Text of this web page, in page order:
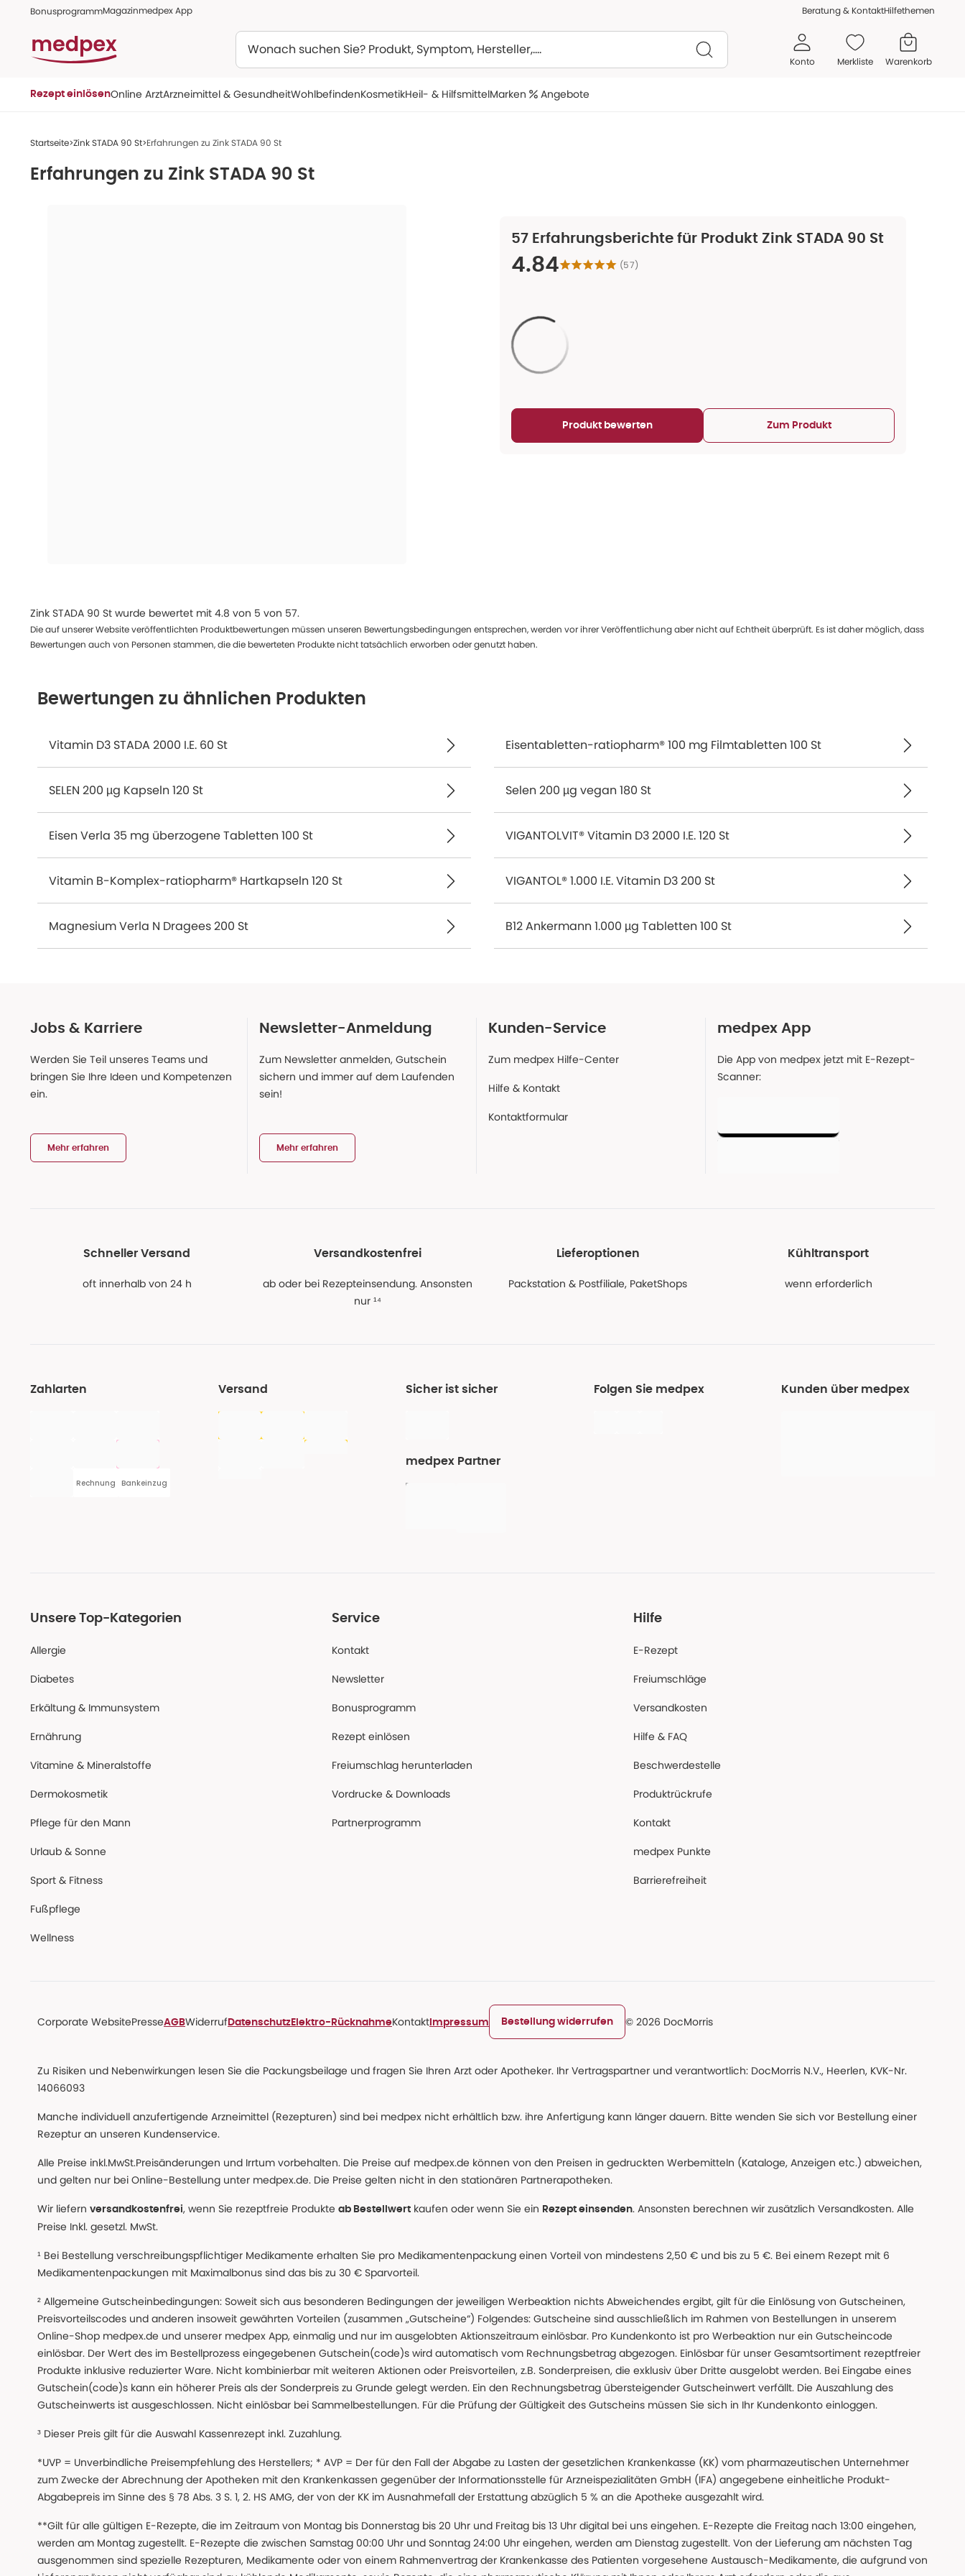
BonusprogrammMagazinmedpex App Beratung & KontaktHilfethemen
Konto Merkliste Warenkorb
Rezept einlösenOnline ArztArzneimittel & GesundheitWohlbefindenKosmetikHeil- & HilfsmittelMarken Angebote
Startseite Zink STADA 90 St Erfahrungen zu Zink STADA 90 St
Erfahrungen zu Zink STADA 90 St
57 Erfahrungsberichte für Produkt Zink STADA 90 St
4.84 (57)
Aktualisieren...
Produkt bewerten Zum Produkt
Zink STADA 90 St wurde bewertet mit 4.8 von 5 von 57.
Die auf unserer Website veröffentlichten Produktbewertungen müssen unseren Bewertungsbedingungen entsprechen, werden vor ihrer Veröffentlichung aber nicht auf Echtheit überprüft. Es ist daher möglich, dass
Bewertungen auch von Personen stammen, die die bewerteten Produkte nicht tatsächlich erworben oder genutzt haben.
Bewertungen zu ähnlichen Produkten
Vitamin D3 STADA 2000 I.E. 60 St Eisentabletten-ratiopharm® 100 mg Filmtabletten 100 St
SELEN 200 µg Kapseln 120 St Selen 200 µg vegan 180 St
Eisen Verla 35 mg überzogene Tabletten 100 St VIGANTOLVIT® Vitamin D3 2000 I.E. 120 St
Vitamin B-Komplex-ratiopharm® Hartkapseln 120 St VIGANTOL® 1.000 I.E. Vitamin D3 200 St
Magnesium Verla N Dragees 200 St B12 Ankermann 1.000 µg Tabletten 100 St
Jobs & Karriere
Werden Sie Teil unseres Teams und
bringen Sie Ihre Ideen und Kompetenzen
ein.
Mehr erfahren
Newsletter-Anmeldung
Zum Newsletter anmelden, Gutschein
sichern und immer auf dem Laufenden
sein!
Mehr erfahren
Kunden-Service
Zum medpex Hilfe-Center
Hilfe & Kontakt
Kontaktformular
medpex App
Die App von medpex jetzt mit E-Rezept-
Scanner:
Schneller Versand
oft innerhalb von 24 h
Versandkostenfrei
ab oder bei Rezepteinsendung. Ansonsten
nur ¹⁴
Lieferoptionen
Packstation & Postfiliale, PaketShops
Kühltransport
wenn erforderlich
Zahlarten
Rechnung Bankeinzug
Versand Sicher ist sicher
medpex Partner
Folgen Sie medpex Kunden über medpex
Unsere Top-Kategorien
Allergie
Diabetes
Erkältung & Immunsystem
Ernährung
Vitamine & Mineralstoffe
Dermokosmetik
Pflege für den Mann
Urlaub & Sonne
Sport & Fitness
Fußpflege
Wellness
Service
Kontakt
Newsletter
Bonusprogramm
Rezept einlösen
Freiumschlag herunterladen
Vordrucke & Downloads
Partnerprogramm
Hilfe
E-Rezept
Freiumschläge
Versandkosten
Hilfe & FAQ
Beschwerdestelle
Produktrückrufe
Kontakt
medpex Punkte
Barrierefreiheit
Corporate WebsitePresseAGBWiderruf Datenschutz Elektro-RücknahmeKontakt Impressum Bestellung widerrufen © 2026 DocMorris
Zu Risiken und Nebenwirkungen lesen Sie die Packungsbeilage und fragen Sie Ihren Arzt oder Apotheker. Ihr Vertragspartner und verantwortlich: DocMorris N.V., Heerlen, KVK-Nr.
14066093
Manche individuell anzufertigende Arzneimittel (Rezepturen) sind bei medpex nicht erhältlich bzw. ihre Anfertigung kann länger dauern. Bitte wenden Sie sich vor Bestellung einer
Rezeptur an unseren Kundenservice.
Alle Preise inkl.MwSt.Preisänderungen und Irrtum vorbehalten. Die Preise auf medpex.de können von den Preisen in gedruckten Werbemitteln (Kataloge, Anzeigen etc.) abweichen,
und gelten nur bei Online-Bestellung unter medpex.de. Die Preise gelten nicht in den stationären Partnerapotheken.
Wir liefern versandkostenfrei, wenn Sie rezeptfreie Produkte ab Bestellwert kaufen oder wenn Sie ein Rezept einsenden. Ansonsten berechnen wir zusätzlich Versandkosten. Alle
Preise Inkl. gesetzl. MwSt.
¹ Bei Bestellung verschreibungspflichtiger Medikamente erhalten Sie pro Medikamentenpackung einen Vorteil von mindestens 2,50 € und bis zu 5 €. Bei einem Rezept mit 6
Medikamentenpackungen mit Maximalbonus sind das bis zu 30 € Sparvorteil.
² Allgemeine Gutscheinbedingungen: Soweit sich aus besonderen Bedingungen der jeweiligen Werbeaktion nichts Abweichendes ergibt, gilt für die Einlösung von Gutscheinen,
Preisvorteilscodes und anderen insoweit gewährten Vorteilen (zusammen „Gutscheine“) Folgendes: Gutscheine sind ausschließlich im Rahmen von Bestellungen in unserem
Online-Shop medpex.de und unserer medpex App, einmalig und nur im ausgelobten Aktionszeitraum einlösbar. Pro Kundenkonto ist pro Werbeaktion nur ein Gutscheincode
einlösbar. Der Wert des im Bestellprozess eingegebenen Gutschein(code)s wird automatisch vom Rechnungsbetrag abgezogen. Einlösbar für unser Gesamtsortiment rezeptfreier
Produkte inklusive reduzierter Ware. Nicht kombinierbar mit weiteren Aktionen oder Preisvorteilen, z.B. Sonderpreisen, die exklusiv über Dritte ausgelobt werden. Bei Eingabe eines
Gutschein(code)s kann ein höherer Preis als der Sonderpreis zu Grunde gelegt werden. Ein den Rechnungsbetrag übersteigender Gutscheinwert verfällt. Die Auszahlung des
Gutscheinwerts ist ausgeschlossen. Nicht einlösbar bei Sammelbestellungen. Für die Prüfung der Gültigkeit des Gutscheins müssen Sie sich in Ihr Kundenkonto einloggen.
³ Dieser Preis gilt für die Auswahl Kassenrezept inkl. Zuzahlung.
*UVP = Unverbindliche Preisempfehlung des Herstellers; * AVP = Der für den Fall der Abgabe zu Lasten der gesetzlichen Krankenkasse (KK) vom pharmazeutischen Unternehmer
zum Zwecke der Abrechnung der Apotheken mit den Krankenkassen gegenüber der Informationsstelle für Arzneispezialitäten GmbH (IFA) angegebene einheitliche Produkt-
Abgabepreis im Sinne des § 78 Abs. 3 S. 1, 2. HS AMG, der von der KK im Ausnahmefall der Erstattung abzüglich 5 % an die Apotheke ausgezahlt wird.
**Gilt für alle gültigen E-Rezepte, die im Zeitraum von Montag bis Donnerstag bis 20 Uhr und Freitag bis 13 Uhr digital bei uns eingehen. E-Rezepte die Freitag nach 13:00 eingehen,
werden am Montag zugestellt. E-Rezepte die zwischen Samstag 00:00 Uhr und Sonntag 24:00 Uhr eingehen, werden am Dienstag zugestellt. Von der Lieferung am nächsten Tag
ausgenommen sind spezielle Rezepturen, Medikamente oder von einem Rahmenvertrag der Krankenkasse des Patienten vorgesehene Austausch-Medikamente, die aufgrund von